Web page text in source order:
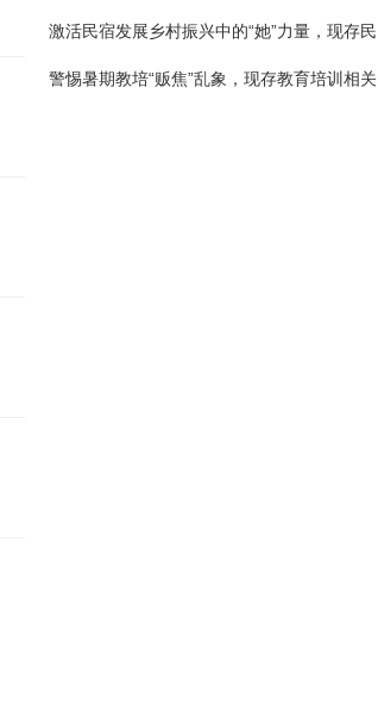
激活民宿发展乡村振兴中的“她”力量，现存民
警惕暑期教培“贩焦”乱象，现存教育培训相关